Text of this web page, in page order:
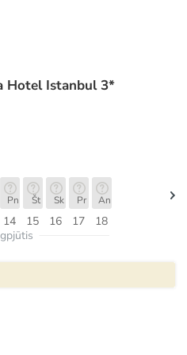
Hotel Istanbul 3*
14
Pn
15
Št
16
Sk
17
Pr
18
An